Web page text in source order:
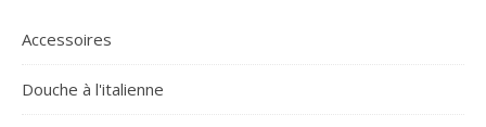
Accessoires
Douche à l'italienne